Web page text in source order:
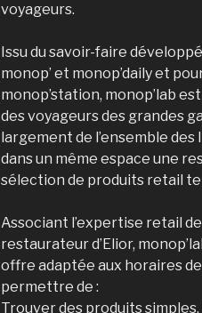
voyageurs.
Issu du savoir-faire
monop’ et monop’daily et
monop’station, monop’lab
des voyageurs des grandes
largement de l’ensemble
dans un même espace une
sélection de produits retail
Associant l’expertise retail
restaurateur d’Elior,
offre adaptée aux horaires
permettre de :
Trouver des produits